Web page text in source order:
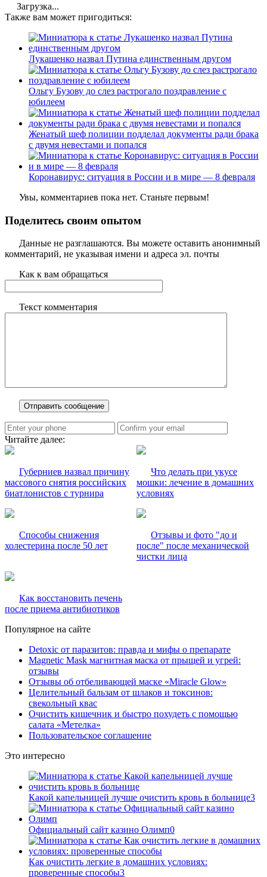
Загрузка...
Также вам может пригодиться:
Лукашенко назвал Путина единственным другом
Ольгу Бузову до слез растрогало поздравление с
юбилеем
Женатый шеф полиции подделал документы ради брака
с двумя невестами и попался
Коронавирус: ситуация в России и в мире — 8 февраля
Увы, комментариев пока нет. Станьте первым!
Поделитесь своим опытом
Данные не разглашаются. Вы можете оставить анонимный
комментарий, не указывая имени и адреса эл. почты
Как к вам обращаться
Текст комментария
Читайте далее:
Губерниев назвал причину
массового снятия российских
биатлонистов с турнира
Что делать при укусе
мошки: лечение в домашних
условиях
Способы снижения
холестерина после 50 лет
Отзывы и фото "до и
после" после механической
чистки лица
Как восстановить печень
после приема антибиотиков
Популярное на сайте
Detoxic от паразитов: правда и мифы о препарате
Magnetic Mask магнитная маска от прыщей и угрей:
отзывы
Отзывы об отбеливающей маске «Miracle Glow»
Целительный бальзам от шлаков и токсинов:
свекольный квас
Очистить кишечник и быстро похудеть с помощью
салата «Метелка»
Пользовательское соглашение
Это интересно
Какой капельницей лучше очистить кровь в больнице3
Официальный сайт казино Олимп0
Как очистить легкие в домашних условиях:
проверенные способы3